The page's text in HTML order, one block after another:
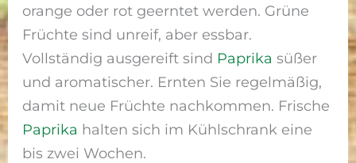
orange oder rot geerntet werden. Grüne
Früchte sind unreif, aber essbar.
Vollständig ausgereift sind Paprika süßer
und aromatischer. Ernten Sie regelmäßig,
damit neue Früchte nachkommen. Frische
Paprika halten sich im Kühlschrank eine
bis zwei Wochen.